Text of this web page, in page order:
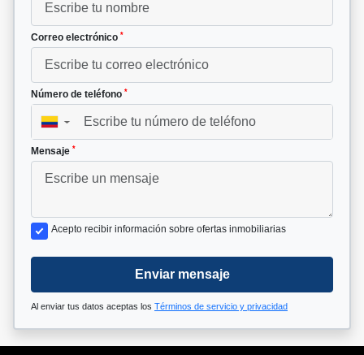
Correo electrónico *
Número de teléfono *
▼
Mensaje *
Acepto recibir información sobre ofertas inmobiliarias
Enviar mensaje
Al enviar tus datos aceptas los Términos de servicio y privacidad